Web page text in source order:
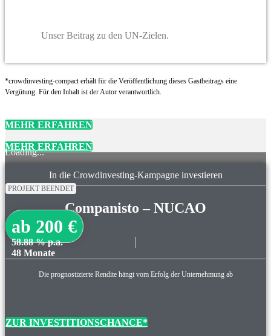
Unser Beitrag zu den UN-Zielen.
*crowdinvesting-compact erhält für die Veröffentlichung dieses Gastbeitrags eine
Vergütung. Für den Inhalt ist der Autor verantwortlich.
MEHR ERFAHREN
MEHR ERFAHREN
Loading...
In die Crowdinvesting-Kampagne investieren
PROJEKT BEENDET
Companisto – NUCAO
ab 200 €
58.88 % p.a.
48 Monate
Die prognostizierte Rendite hängt vom Erfolg der Unternehmung ab
ZUR INVESTITIONSCHANCE*